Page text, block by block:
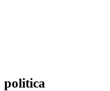
politica